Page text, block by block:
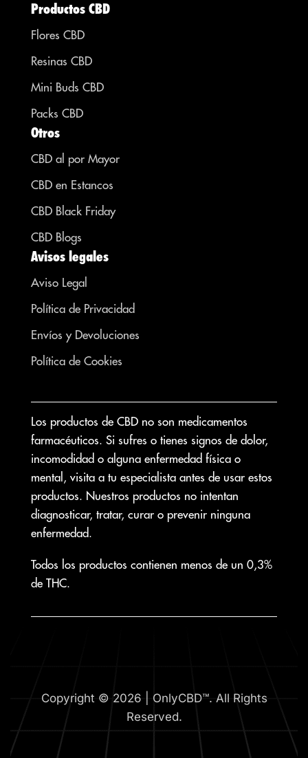
Productos CBD
Flores CBD
Resinas CBD
Mini Buds CBD
Packs CBD
Otros
CBD al por Mayor
CBD en Estancos
CBD Black Friday
CBD Blogs
Avisos legales
Aviso Legal
Política de Privacidad
Envíos y Devoluciones
Política de Cookies
Los productos de CBD no son medicamentos
farmacéuticos. Si sufres o tienes signos de dolor,
incomodidad o alguna enfermedad física o
mental, visita a tu especialista antes de usar estos
productos. Nuestros productos no intentan
diagnosticar, tratar, curar o prevenir ninguna
enfermedad.
Todos los productos contienen menos de un 0,3%
de THC.
Copyright © 2026 | OnlyCBD™. All Rights
Reserved.